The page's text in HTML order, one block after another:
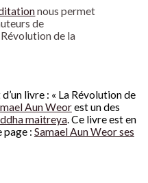
nous permet
de
de la
livre : « La Révolution de
Aun Weorest un des
maitreya. Ce livre est en
page : Samael Aun Weor ses